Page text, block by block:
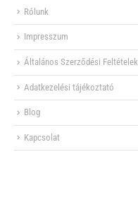
Rólunk
Impresszum
Általános Szerződési Feltételek
Adatkezelési tájékoztató
Blog
Kapcsolat